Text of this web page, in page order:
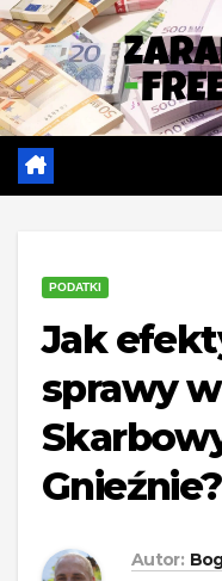
Skip
to
content
PODATKI
Jak
sprawy
Gnieźnie?
Autor: